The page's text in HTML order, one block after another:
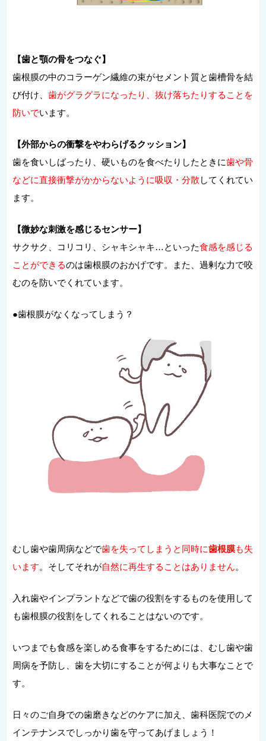
【歯と顎の骨をつなぐ】
歯根膜の中のコラーゲン繊維の束がセメント質と歯槽骨を結
び付け、 歯がグラグラになったり、抜け落ちたりすることを
防いでいます。
【外部からの衝撃をやわらげるクッション】
歯を食いしばったり、硬いものを食べたりしたときに歯や骨
などに直接衝撃がかからないように吸収・分散してくれてい
ます。
【微妙な刺激を感じるセンサー】
サクサク、コリコリ、シャキシャキ…といった食感を感じる
ことができるのは歯根膜のおかげです。また、過剰な力で咬
むのを防いでくれています。
●歯根膜がなくなってしまう？
むし歯や歯周病などで歯を失ってしまうと同時に歯根膜も失
います。そしてそれが自然に再生することはありません。
入れ歯やインプラントなどで歯の役割をするものを使用して
も歯根膜の役割をしてくれることはないのです。
いつまでも食感を楽しめる食事をするためには、むし歯や歯
周病を予防し、歯を大切にすることが何よりも大事なことで
す。
日々のご自身での歯磨きなどのケアに加え、歯科医院でのメ
インテナンスでしっかり歯を守ってあげましょう！